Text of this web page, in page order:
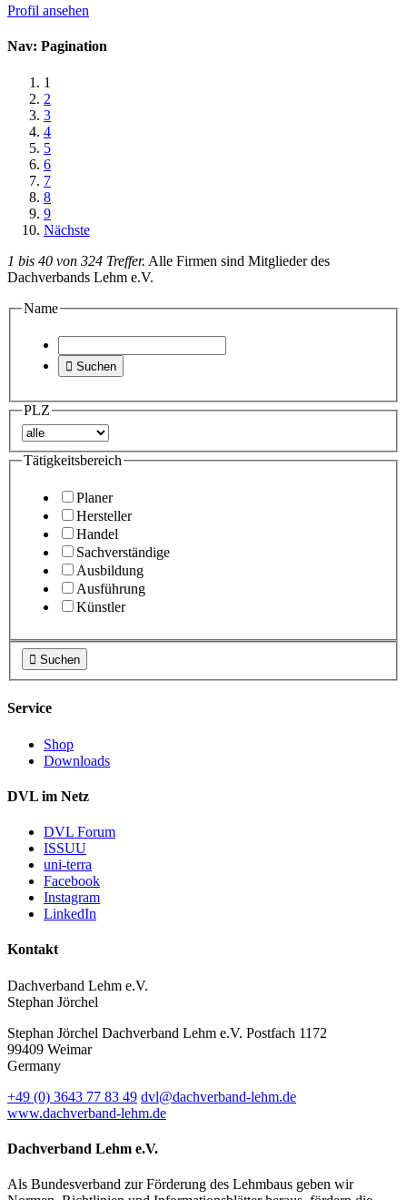
Profil ansehen
Nav: Pagination
1
2
3
4
5
6
7
8
9
Nächste
1 bis 40 von 324 Treffer. Alle Firmen sind Mitglieder des
Dachverbands Lehm e.V.
Name
 Suchen
PLZ
Tätigkeitsbereich
Planer
Hersteller
Handel
Sachverständige
Ausbildung
Ausführung
Künstler
 Suchen
Service
Shop
Downloads
DVL im Netz
DVL Forum
ISSUU
uni-terra
Facebook
Instagram
LinkedIn
Kontakt
Dachverband Lehm e.V.
Stephan Jörchel
Stephan Jörchel Dachverband Lehm e.V. Postfach 1172
99409 Weimar
Germany
+49 (0) 3643 77 83 49 dvl@dachverband-lehm.de
www.dachverband-lehm.de
Dachverband Lehm e.V.
Als Bundesverband zur Förderung des Lehmbaus geben wir